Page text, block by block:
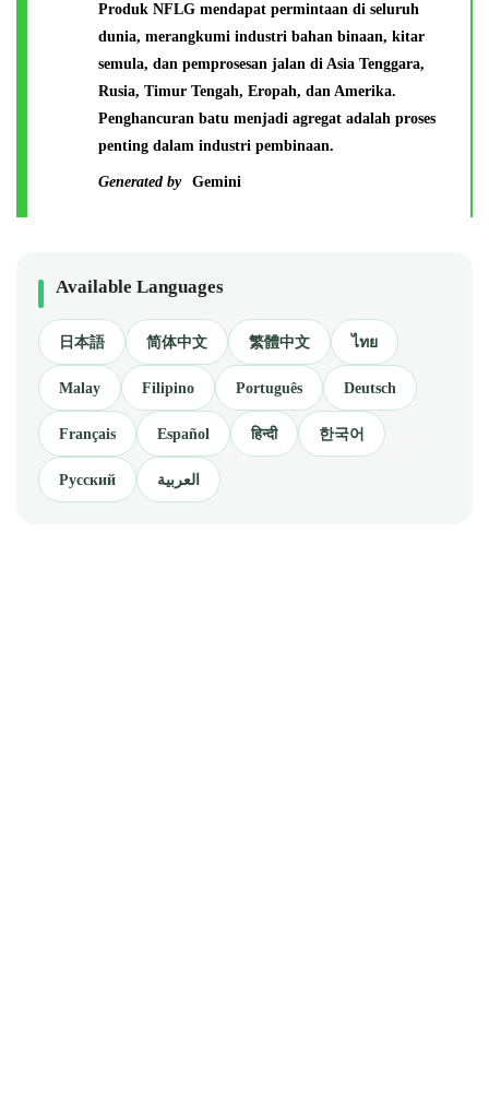
Produk NFLG mendapat permintaan di seluruh
dunia, merangkumi industri bahan binaan, kitar
semula, dan pemprosesan jalan di Asia Tenggara,
Rusia, Timur Tengah, Eropah, dan Amerika.
Penghancuran batu menjadi agregat adalah proses
penting dalam industri pembinaan.
Generated by Gemini
Available Languages
日本語 简体中文 繁體中文 ไทย
Malay Filipino Português Deutsch
Français Español हिन्दी 한국어
Русский العربية